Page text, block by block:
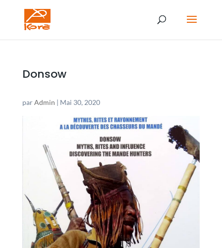
Donsow
parAdmin | Mai 30, 2020